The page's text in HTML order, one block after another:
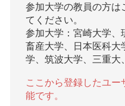
参加大学の教員の方は
てください。
参加大学：宮崎大学、
畜産大学、日本医科大
学、筑波大学、三重大
ここから登録したユ
能です。